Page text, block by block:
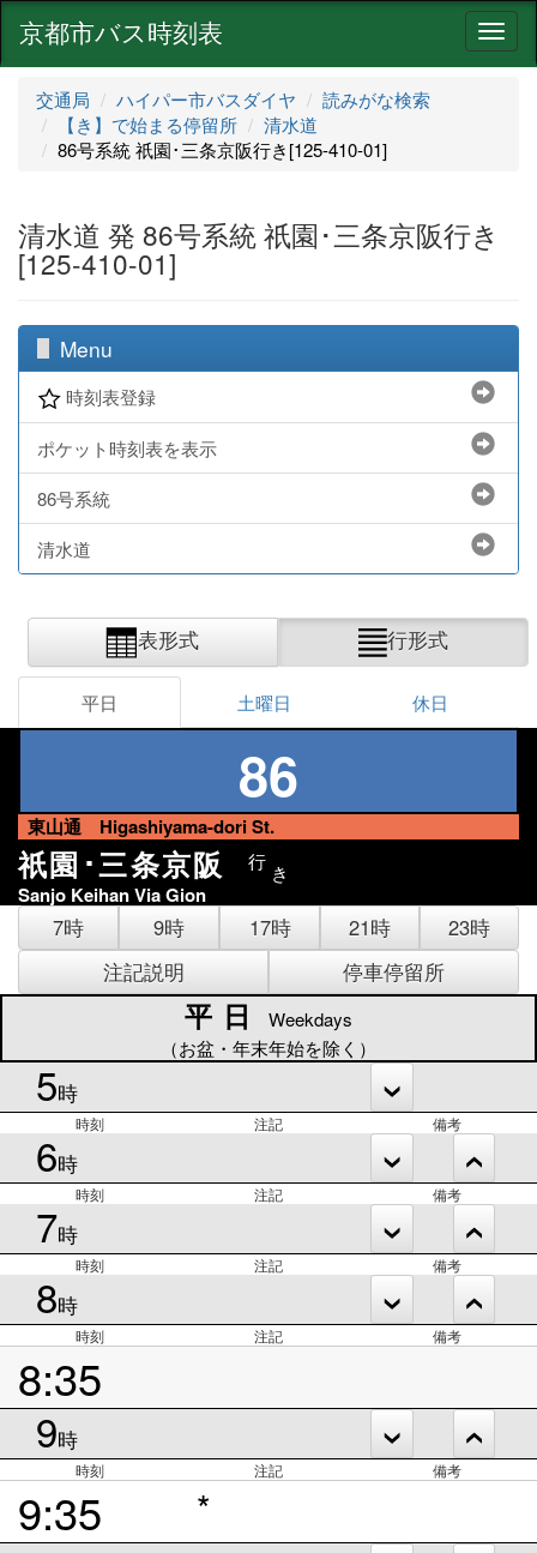
ナ
ビ
京都市バス時刻表
交通局 ハイパー市バスダイヤ
読みがな検索
【き】で始まる停留所
清水道
86号系統 祇園･三条京阪行き[125-410-01]
清水道 発 86号系統 祇園･三条京阪行き
[125-410-01]
Menu
時刻表登録
ポケット時刻表を表示
86号系統
清水道
表形式 行形式
平日 土曜日 休日
86
東山通 Higashiyama-dori St.
祇園･三条京阪 行 き
Sanjo Keihan Via Gion
7時 9時 17時 21時
23時
注記説明
停車停留所
平日
Weekdays
（お盆・年末年始を除く）
5時
時刻 注記 備考
6時
時刻 注記 備考
7時
時刻 注記 備考
8時
時刻 注記 備考
8:35
9時
時刻 注記 備考
9:35 *